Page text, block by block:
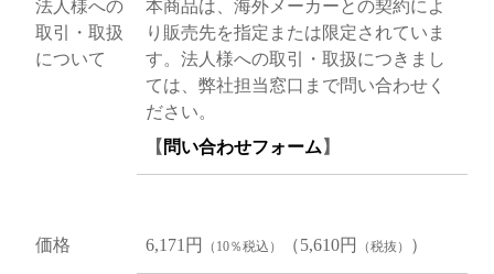
法人様への
取引・取扱
について
本商品は、海外メーカーとの契約によ
り販売先を指定または限定されていま
す。法人様への取引・取扱につきまし
ては、弊社担当窓口まで問い合わせく
ださい。
【 問い合わせフォーム 】
価格 6,171円 （10％税込） （5,610円 （税抜） ）